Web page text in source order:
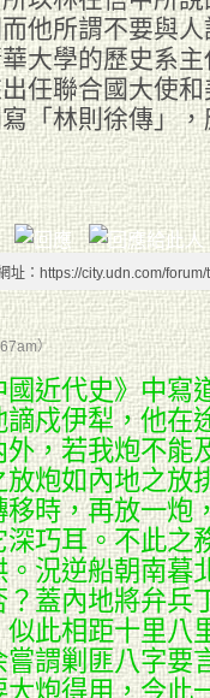
所謂不要與
大學的歷史系
任聯合國大使
「林則徐傳」
址：https://city.udn.com/
）
國近代史》中寫
謫戍伊犁，他在
外，若我炮不能
放炮如內地之放
移時，再放一炮
深巧耳。不此之
。況逆船朝南暮
？蓋內地將弁兵
似此相距十里八
嘗謂剿匪八字要
大炮得用，今此